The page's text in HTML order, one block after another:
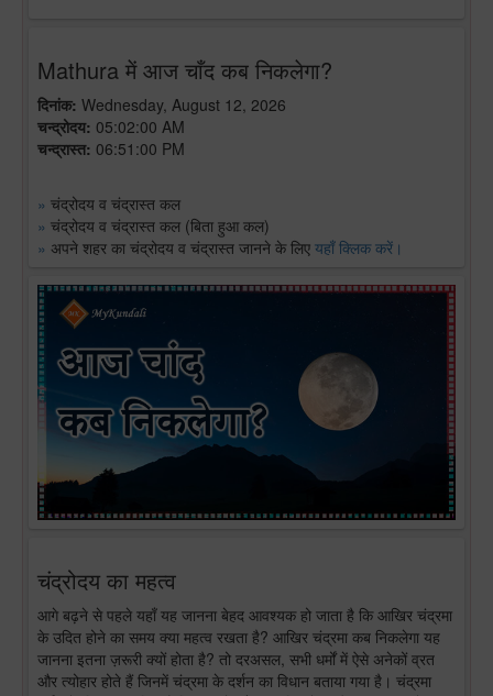
Mathura में आज चाँद कब निकलेगा?
दिनांक: Wednesday, August 12, 2026
चन्द्रोदय: 05:02:00 AM
चन्द्रास्त: 06:51:00 PM
» चंद्रोदय व चंद्रास्त कल
» चंद्रोदय व चंद्रास्त कल (बिता हुआ कल)
» अपने शहर का चंद्रोदय व चंद्रास्त जानने के लिए यहाँ क्लिक करें।
चंद्रोदय का महत्व
आगे बढ़ने से पहले यहाँ यह जानना बेहद आवश्यक हो जाता है कि आखिर चंद्रमा
के उदित होने का समय क्या महत्व रखता है? आखिर चंद्रमा कब निकलेगा यह
जानना इतना ज़रूरी क्यों होता है? तो दरअसल, सभी धर्मों में ऐसे अनेकों व्रत
और त्योहार होते हैं जिनमें चंद्रमा के दर्शन का विधान बताया गया है। चंद्रमा